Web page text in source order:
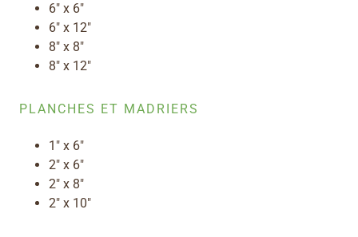
6" x 6"
6" x 12"
8" x 8"
8" x 12"
PLANCHES ET MADRIERS
1" x 6"
2" x 6"
2" x 8"
2" x 10"